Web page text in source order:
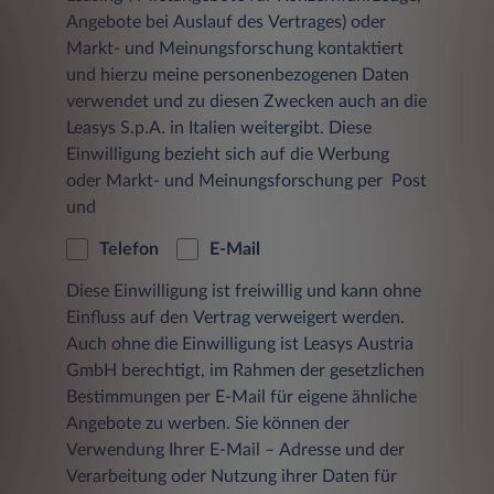
Bei jedem Zugriff eines Nutzers auf eine Seite
aus dem Angebot der Leasys Austria GmbH
und bei jedem Abruf einer Datei werden
Zugriffsdaten über diesen Vorgang in einer
Protokolldatei auf einem Server gespeichert.
Jeder Datensatz besteht aus:
der Seite, von der aus der Datei
angefordert wurde
dem Datum und der Uhrzeit der
Anforderung
der übertragenen Datenmenge
dem Zugriffsstatus (Datei übertragen,
Datei nicht gefunden etc.)
einer Beschreibung des Typs des
verwendeten Webbrowsers
Angebote bei Auslauf des Vertrages) oder
Markt- und Meinungsforschung kontaktiert
und hierzu meine personenbezogenen Daten
verwendet und zu diesen Zwecken auch an die
Leasys S.p.A. in Italien weitergibt. Diese
Einwilligung bezieht sich auf die Werbung
oder Markt- und Meinungsforschung per Post
und
Telefon E-Mail
Diese Einwilligung ist freiwillig und kann ohne
Einfluss auf den Vertrag verweigert werden.
Auch ohne die Einwilligung ist Leasys Austria
GmbH berechtigt, im Rahmen der gesetzlichen
Bestimmungen per E-Mail für eigene ähnliche
Angebote zu werben. Sie können der
Verwendung Ihrer E-Mail – Adresse und der
Verarbeitung oder Nutzung ihrer Daten für